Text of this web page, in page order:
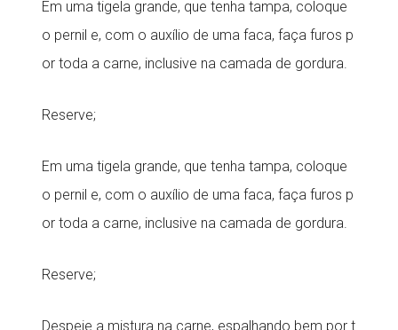
Em uma tigela grande, que tenha tampa, coloque
o pernil e, com o auxílio de uma faca, faça furos p
or toda a carne, inclusive na camada de gordura.
Reserve;
Em uma tigela grande, que tenha tampa, coloque
o pernil e, com o auxílio de uma faca, faça furos p
or toda a carne, inclusive na camada de gordura.
Reserve;
Despeje a mistura na carne, espalhando bem por t